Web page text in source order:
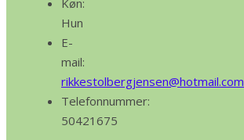
Køn:
Hun
E-
mail:
rikkestolbergjensen@hotmail.com
Telefonnummer:
50421675